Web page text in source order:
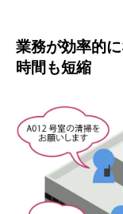
業務が効率的
時間も短縮